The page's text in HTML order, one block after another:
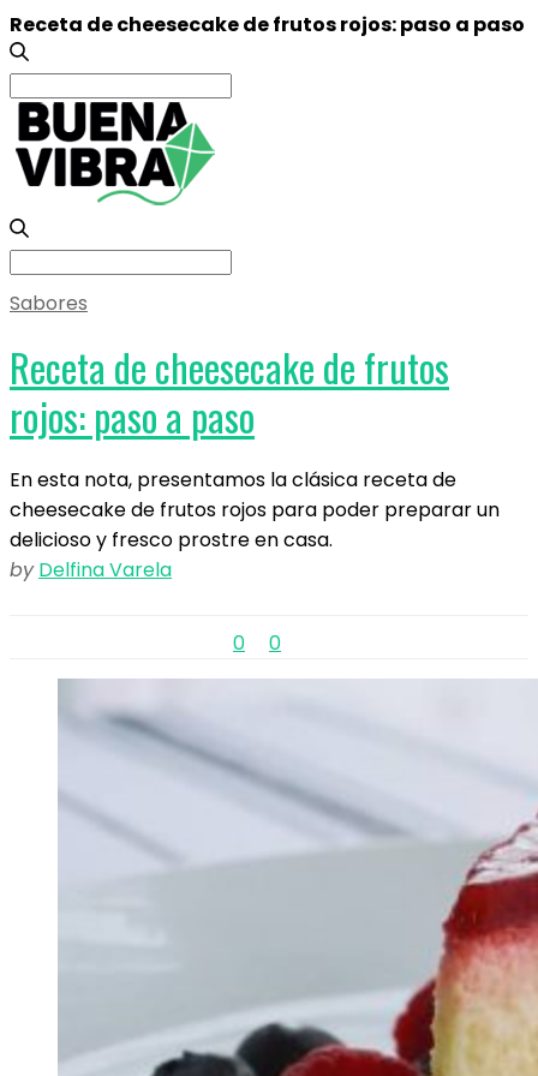
Receta de cheesecake de frutos rojos: paso a paso
Search
for:
Search
for:
Sabores
Receta de cheesecake de frutos
rojos: paso a paso
En esta nota, presentamos la clásica receta de
cheesecake de frutos rojos para poder preparar un
delicioso y fresco prostre en casa.
by Delfina Varela
0 0